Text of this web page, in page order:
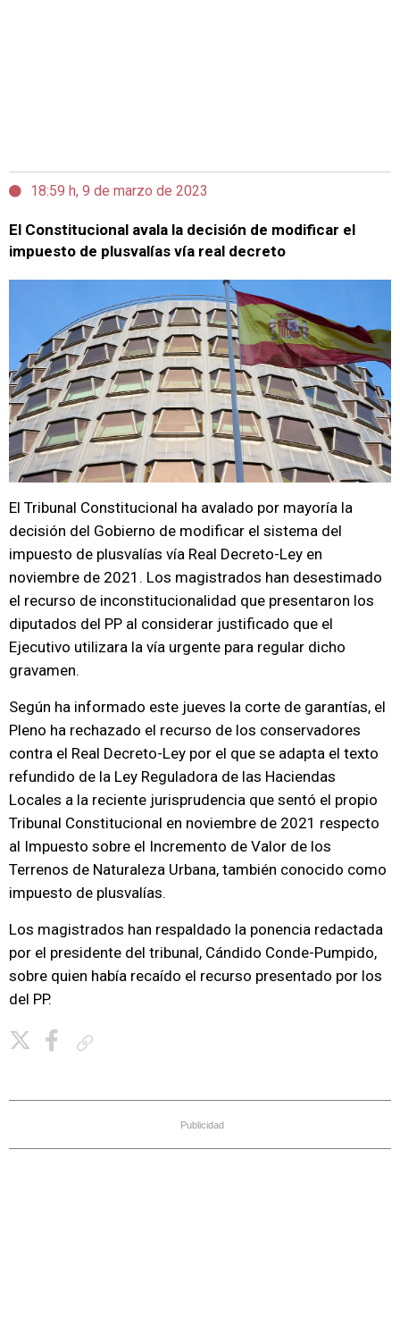
18:59 h, 9 de marzo de 2023
El Constitucional avala la decisión de modificar el
impuesto de plusvalías vía real decreto
El Tribunal Constitucional ha avalado por mayoría la
decisión del Gobierno de modificar el sistema del
impuesto de plusvalías vía Real Decreto-Ley en
noviembre de 2021. Los magistrados han desestimado
el recurso de inconstitucionalidad que presentaron los
diputados del PP al considerar justificado que el
Ejecutivo utilizara la vía urgente para regular dicho
gravamen.
Según ha informado este jueves la corte de garantías, el
Pleno ha rechazado el recurso de los conservadores
contra el Real Decreto-Ley por el que se adapta el texto
refundido de la Ley Reguladora de las Haciendas
Locales a la reciente jurisprudencia que sentó el propio
Tribunal Constitucional en noviembre de 2021 respecto
al Impuesto sobre el Incremento de Valor de los
Terrenos de Naturaleza Urbana, también conocido como
impuesto de plusvalías.
Los magistrados han respaldado la ponencia redactada
por el presidente del tribunal, Cándido Conde-Pumpido,
sobre quien había recaído el recurso presentado por los
del PP.
Publicidad